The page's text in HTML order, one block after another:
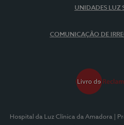
UNIDADES LUZ
COMUNICAÇÃO DE
Hospital da Luz Clínica da Amadora
|